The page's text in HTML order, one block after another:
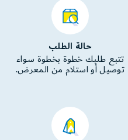
حالة الطلب
تتبع طلبك خطوة بخطوة سواء
توصيل أو استلام من المعرض.